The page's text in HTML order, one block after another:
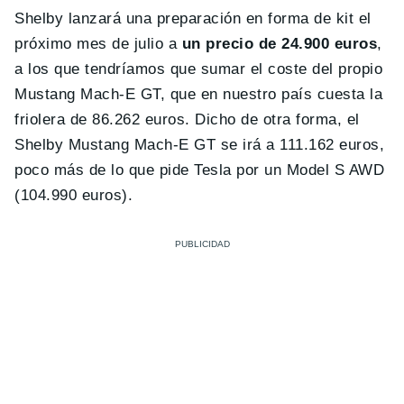
Shelby lanzará una preparación en forma de kit el
próximo mes de julio a un precio de 24.900 euros,
a los que tendríamos que sumar el coste del propio
Mustang Mach-E GT, que en nuestro país cuesta la
friolera de 86.262 euros. Dicho de otra forma, el
Shelby Mustang Mach-E GT se irá a 111.162 euros,
poco más de lo que pide Tesla por un Model S AWD
(104.990 euros).